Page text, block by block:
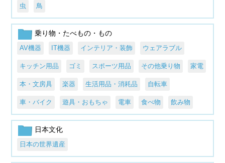
虫 鳥
乗り物・たべもの・もの
AV機器 IT機器 インテリア・装飾 ウェアラブル
キッチン用品 ゴミ スポーツ用品 その他乗り物 家電
本・文房具 楽器 生活用品・消耗品 自転車
車・バイク 遊具・おもちゃ 電車 食べ物 飲み物
日本文化
日本の世界遺産